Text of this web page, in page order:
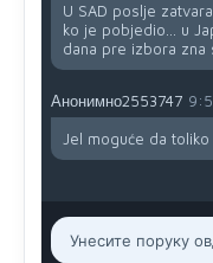
U SAD poslje
ko je pobjedio... u
dana pre izbora
Анонимно2553747
Jel moguće da toliko